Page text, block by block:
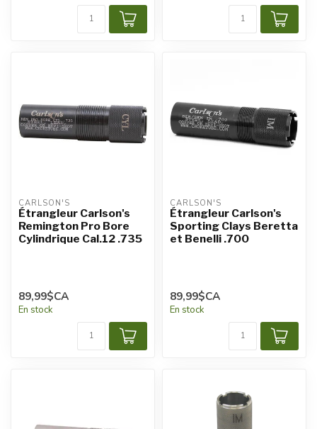
CARLSON'S
Étrangleur Carlson's
Remington Pro Bore
Cylindrique Cal.12 .735
89,99$CA
En stock
CARLSON'S
Étrangleur Carlson's
Sporting Clays Beretta
et Benelli .700
89,99$CA
En stock